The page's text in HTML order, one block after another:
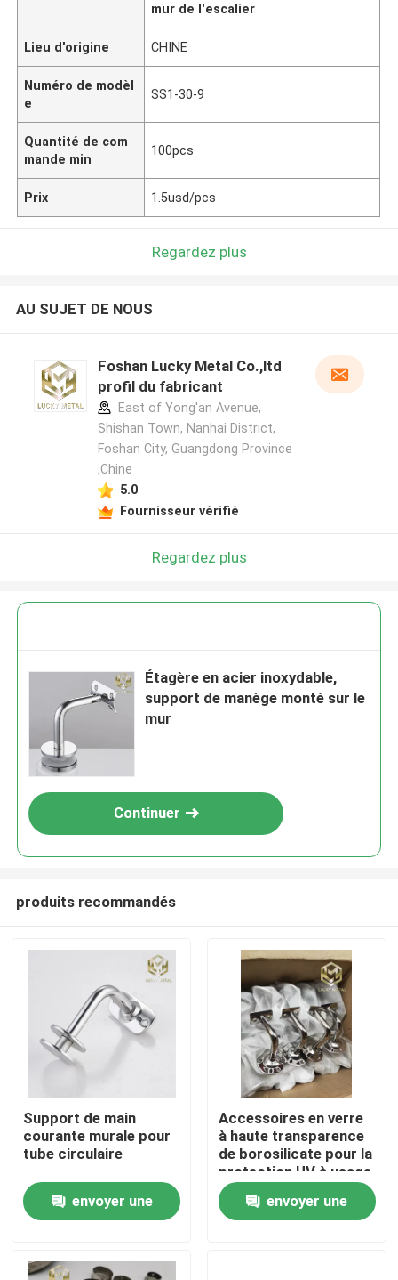
Aperçu
Produits
A propos de nous
mur de l'escalier
Lieu d'origine CHINE
Numéro de modèl
e
SS1-30-9
Quantité de com
mande min
100pcs
Prix 1.5usd/pcs
Regardez plus
AU SUJET DE NOUS
Foshan Lucky Metal Co.,ltd
profil du fabricant
East of Yong'an Avenue,
Shishan Town, Nanhai District,
Foshan City, Guangdong Province
,Chine
5.0
Fournisseur vérifié
Regardez plus
Étagère en acier inoxydable,
support de manège monté sur le
mur
Continuer
produits recommandés
Support de main
courante murale pour
tube circulaire
envoyer une
Accessoires en verre
à haute transparence
de borosilicate pour la
protection UV à usage
de laboratoire
envoyer une